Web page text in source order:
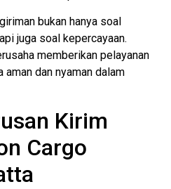
bukan hanya soal
juga soal kepercayaan.
memberikan pelayanan
dan nyaman dalam
Kirim
Cargo